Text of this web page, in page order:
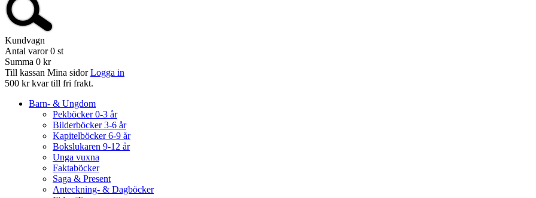
Kundvagn
Antal varor 0 st
Summa 0 kr
Till kassan Mina sidor Logga in
500 kr kvar till fri frakt.
Barn- & Ungdom
Pekböcker 0-3 år
Bilderböcker 3-6 år
Kapitelböcker 6-9 år
Bokslukaren 9-12 år
Unga vuxna
Faktaböcker
Saga & Present
Anteckning- & Dagböcker